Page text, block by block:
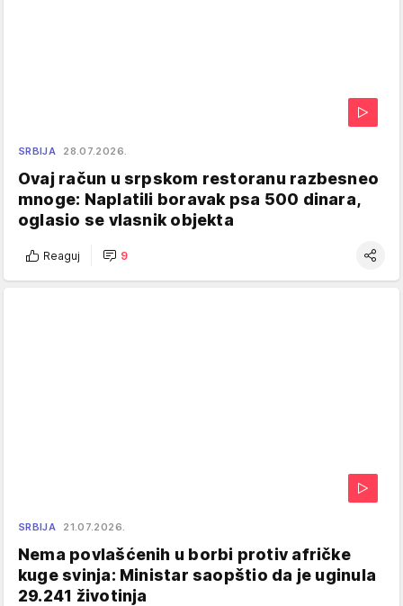
SRBIJA 28.07.2026.
Ovaj račun u srpskom restoranu razbesneo
mnoge: Naplatili boravak psa 500 dinara,
oglasio se vlasnik objekta
Reaguj 9
SRBIJA 21.07.2026.
Nema povlašćenih u borbi protiv afričke
kuge svinja: Ministar saopštio da je uginula
29.241 životinja